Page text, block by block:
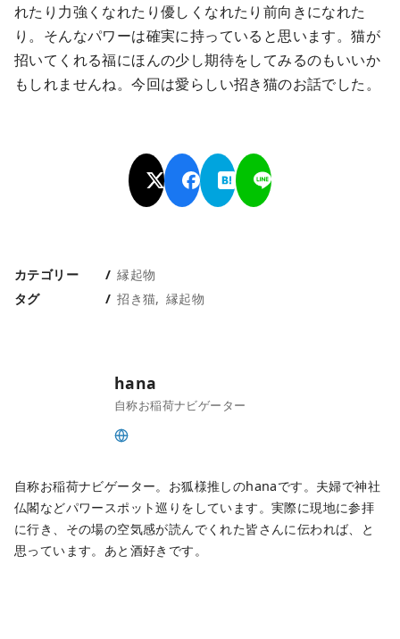
れたり力強くなれたり優しくなれたり前向きになれた
り。そんなパワーは確実に持っていると思います。猫が
招いてくれる福にほんの少し期待をしてみるのもいいか
もしれませんね。今回は愛らしい招き猫のお話でした。
カテゴリー
縁起物
タグ
招き猫 縁起物
hana
自称お稲荷ナビゲーター
自称お稲荷ナビゲーター。お狐様推しのhanaです。夫婦で神社
仏閣などパワースポット巡りをしています。実際に現地に参拝
に行き、その場の空気感が読んでくれた皆さんに伝われば、と
思っています。あと酒好きです。